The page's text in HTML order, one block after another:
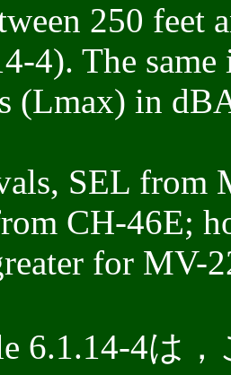
250 feet
4). The
(Lmax) in
SEL from
CH-46E;
for MV-
6.1.14-4は